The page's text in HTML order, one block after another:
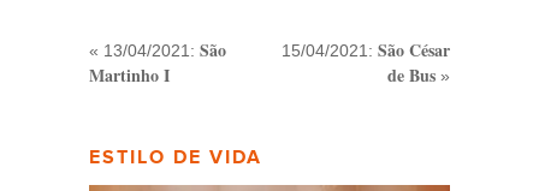
« 13/04/2021: São
Martinho I
15/04/2021: São César
de Bus »
ESTILO DE VIDA